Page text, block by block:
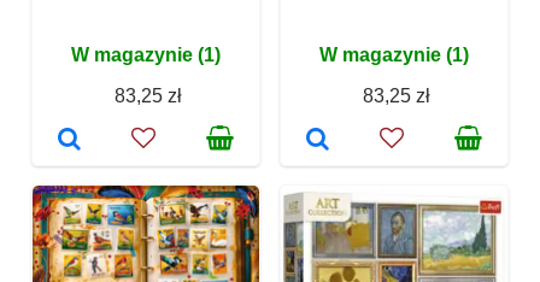
W magazynie (1)
83,25 zł
W magazynie (1)
83,25 zł